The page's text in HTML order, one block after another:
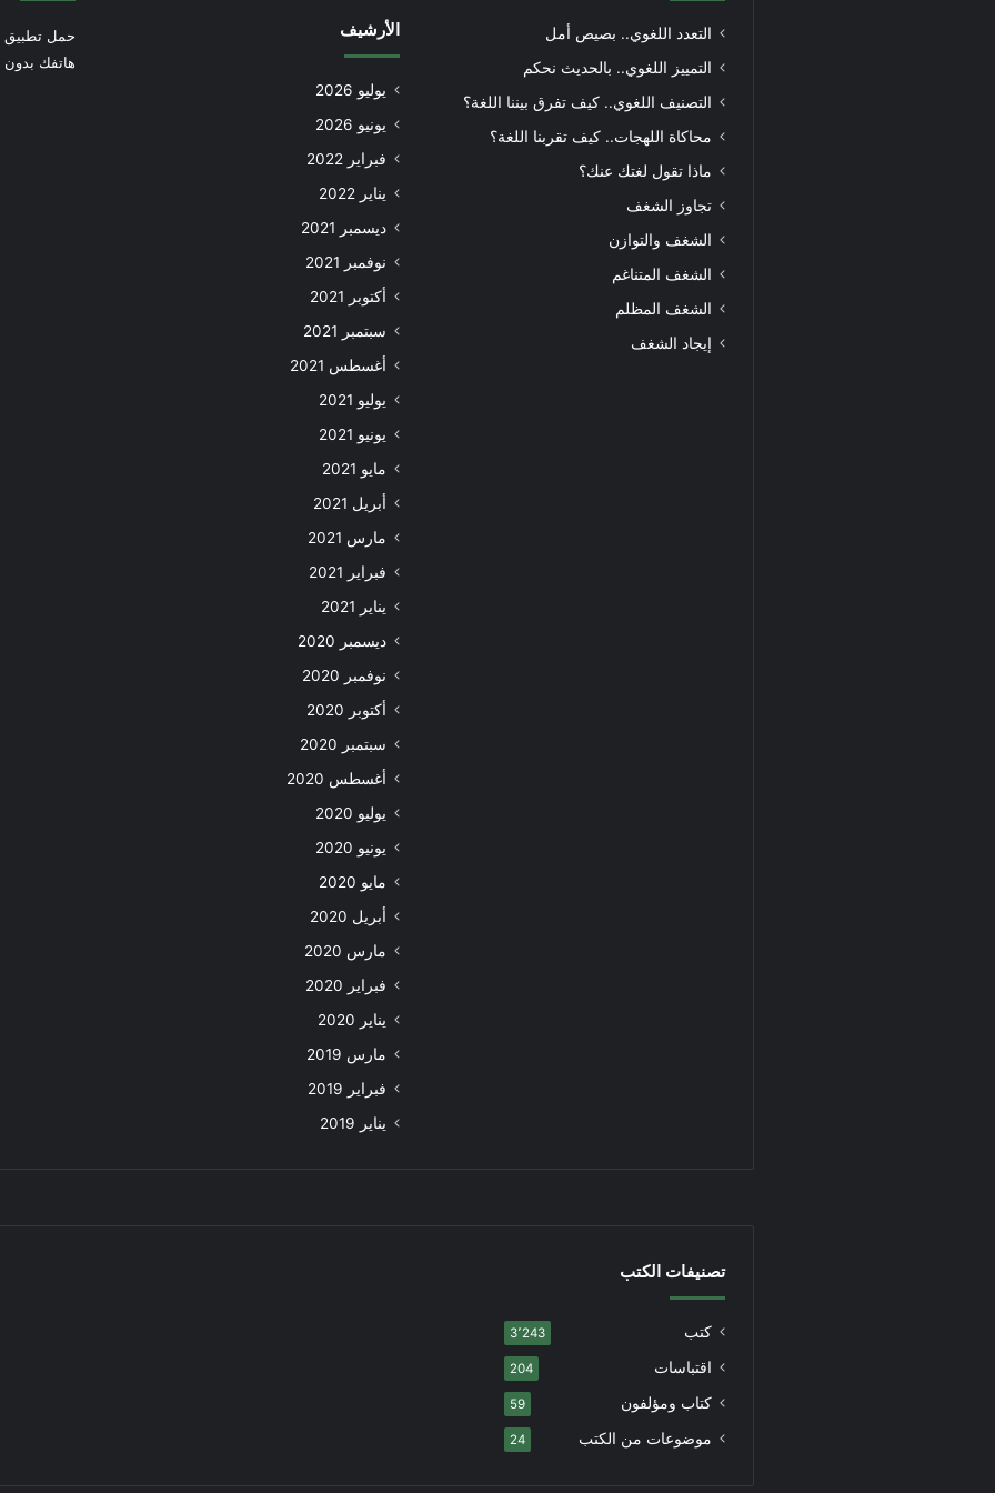
التعدد اللغوي.. بصيص أمل
التمييز اللغوي.. بالحديث نحكم
التصنيف اللغوي.. كيف تفرق بيننا اللغة؟
محاكاة اللهجات.. كيف تقربنا اللغة؟
ماذا تقول لغتك عنك؟
تجاوز الشغف
الشغف والتوازن
الشغف المتناغم
الشغف المظلم
إيجاد الشغف
الأرشيف
يوليو 2026
يونيو 2026
فبراير 2022
يناير 2022
ديسمبر 2021
نوفمبر 2021
أكتوبر 2021
سبتمبر 2021
أغسطس 2021
يوليو 2021
يونيو 2021
مايو 2021
أبريل 2021
مارس 2021
فبراير 2021
يناير 2021
ديسمبر 2020
نوفمبر 2020
أكتوبر 2020
سبتمبر 2020
أغسطس 2020
يوليو 2020
يونيو 2020
مايو 2020
أبريل 2020
مارس 2020
فبراير 2020
يناير 2020
مارس 2019
فبراير 2019
يناير 2019
حمل تطبيق
هاتفك بدون
تصنيفات الكتب
كتب 3٬243
اقتباسات 204
كتاب ومؤلفون 59
موضوعات من الكتب 24